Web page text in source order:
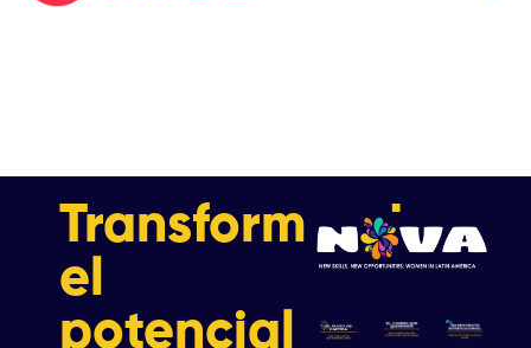
Transformando
el
potencial